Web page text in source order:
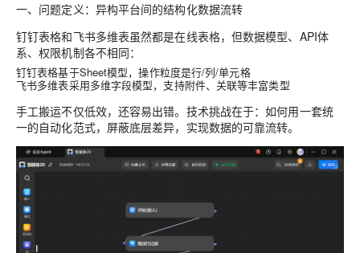
一、问题定义：异构平台间的结构化数据流转
钉钉表格和飞书多维表虽然都是在线表格，但数据模型、API体
系、权限机制各不相同：
钉钉表格基于Sheet模型，操作粒度是行/列/单元格
飞书多维表采用多维字段模型，支持附件、关联等丰富类型
手工搬运不仅低效，还容易出错。技术挑战在于：如何用一套统
一的自动化范式，屏蔽底层差异，实现数据的可靠流转。